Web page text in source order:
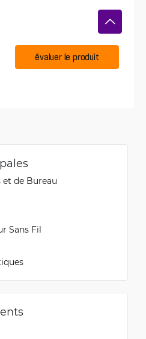
évaluer le produit
et de Bureau
Sans Fil